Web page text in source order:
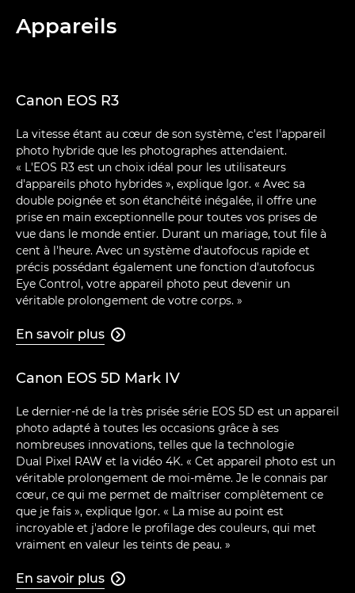
Appareils
Canon EOS R3
La vitesse étant au cœur de son système, c'est l'appareil
photo hybride que les photographes attendaient.
« L'EOS R3 est un choix idéal pour les utilisateurs
d'appareils photo hybrides », explique Igor. « Avec sa
double poignée et son étanchéité inégalée, il offre une
prise en main exceptionnelle pour toutes vos prises de
vue dans le monde entier. Durant un mariage, tout file à
cent à l'heure. Avec un système d'autofocus rapide et
précis possédant également une fonction d'autofocus
Eye Control, votre appareil photo peut devenir un
véritable prolongement de votre corps. »
En savoir plus 
Canon EOS 5D Mark IV
Le dernier-né de la très prisée série EOS 5D est un appareil
photo adapté à toutes les occasions grâce à ses
nombreuses innovations, telles que la technologie
Dual Pixel RAW et la vidéo 4K. « Cet appareil photo est un
véritable prolongement de moi-même. Je le connais par
cœur, ce qui me permet de maîtriser complètement ce
que je fais », explique Igor. « La mise au point est
incroyable et j'adore le profilage des couleurs, qui met
vraiment en valeur les teints de peau. »
En savoir plus 